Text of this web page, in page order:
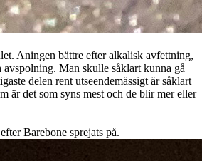
Aningen bättre efter alkalisk avfettning,
avspolning. Man skulle såklart kunna gå
delen rent utseendemässigt är såklart
är det som syns mest och de blir mer eller
Barebone sprejats på.